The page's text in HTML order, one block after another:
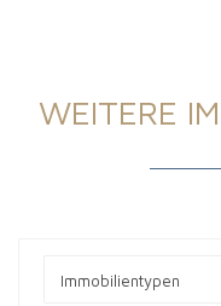
WEITERE
Immobilientypen